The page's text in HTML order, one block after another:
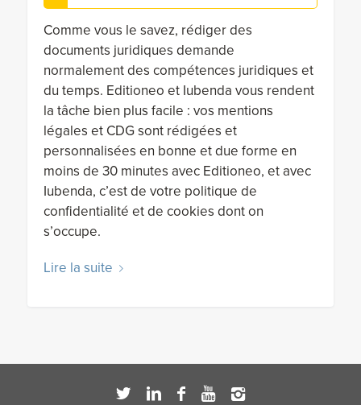
Comme vous le savez, rédiger des
documents juridiques demande
normalement des compétences juridiques et
du temps. Editioneo et Iubenda vous rendent
la tâche bien plus facile : vos mentions
légales et CDG sont rédigées et
personnalisées en bonne et due forme en
moins de 30 minutes avec Editioneo, et avec
Iubenda, c’est de votre politique de
confidentialité et de cookies dont on
s’occupe.
Lire la suite